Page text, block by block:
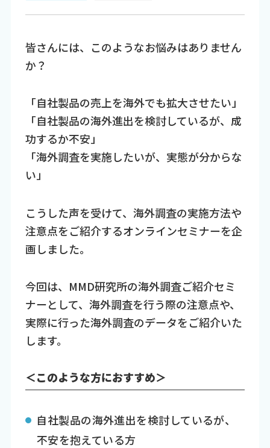
皆さんには、このようなお悩みはありません
か？
「自社製品の売上を海外でも拡大させたい」
「自社製品の海外進出を検討しているが、成
功するか不安」
「海外調査を実施したいが、実態が分からな
い」
こうした声を受けて、海外調査の実施方法や
注意点をご紹介するオンラインセミナーを企
画しました。
今回は、MMD研究所の海外調査ご紹介セミ
ナーとして、海外調査を行う際の注意点や、
実際に行った海外調査のデータをご紹介いた
します。
＜このような方におすすめ＞
自社製品の海外進出を検討しているが、
不安を抱えている方